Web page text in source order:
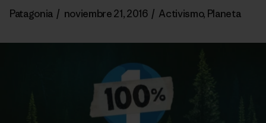
Patagonia / noviembre 21, 2016 / Activismo, Planeta